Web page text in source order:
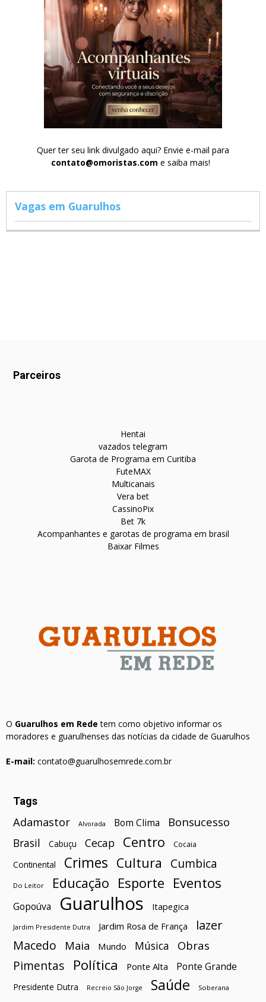
Quer ter seu link divulgado aqui? Envie e-mail para
contato@omoristas.com e saiba mais!
Vagas em Guarulhos
Parceiros
Hentai
vazados telegram
Garota de Programa em Curitiba
FuteMAX
Multicanais
Vera bet
CassinoPix
Bet 7k
Acompanhantes e garotas de programa em brasil
Baixar Filmes
O Guarulhos em Rede tem como objetivo informar os
moradores e guarulhenses das notícias da cidade de Guarulhos
E-mail: contato@guarulhosemrede.com.br
Tags
Adamastor Alvorada Bom Clima Bonsucesso
Brasil Cabuçu Cecap Centro Cocaia
Continental Crimes Cultura Cumbica
Do Leitor Educação Esporte Eventos
Gopoúva Guarulhos Itapegica
Jardim Presidente Dutra Jardim Rosa de França
lazer
Macedo
Maia Mundo Música Obras
Pimentas Política Ponte Alta Ponte Grande
Presidente Dutra Recreio São Jorge Saúde Soberana